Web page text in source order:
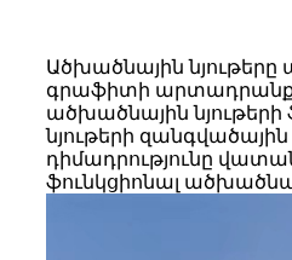
Ածխածնային նյութերը
գրաֆիտի
ածխածնային
նյութերի
դիմադրությունը
ֆունկցիոնալ